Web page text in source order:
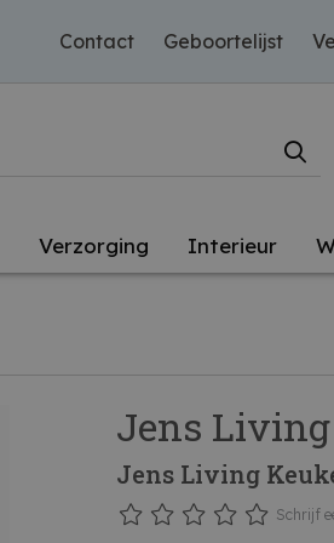
Contact Geboortelijst
Verzorging Interieur
Jens Living
Jens Living
Schrijf